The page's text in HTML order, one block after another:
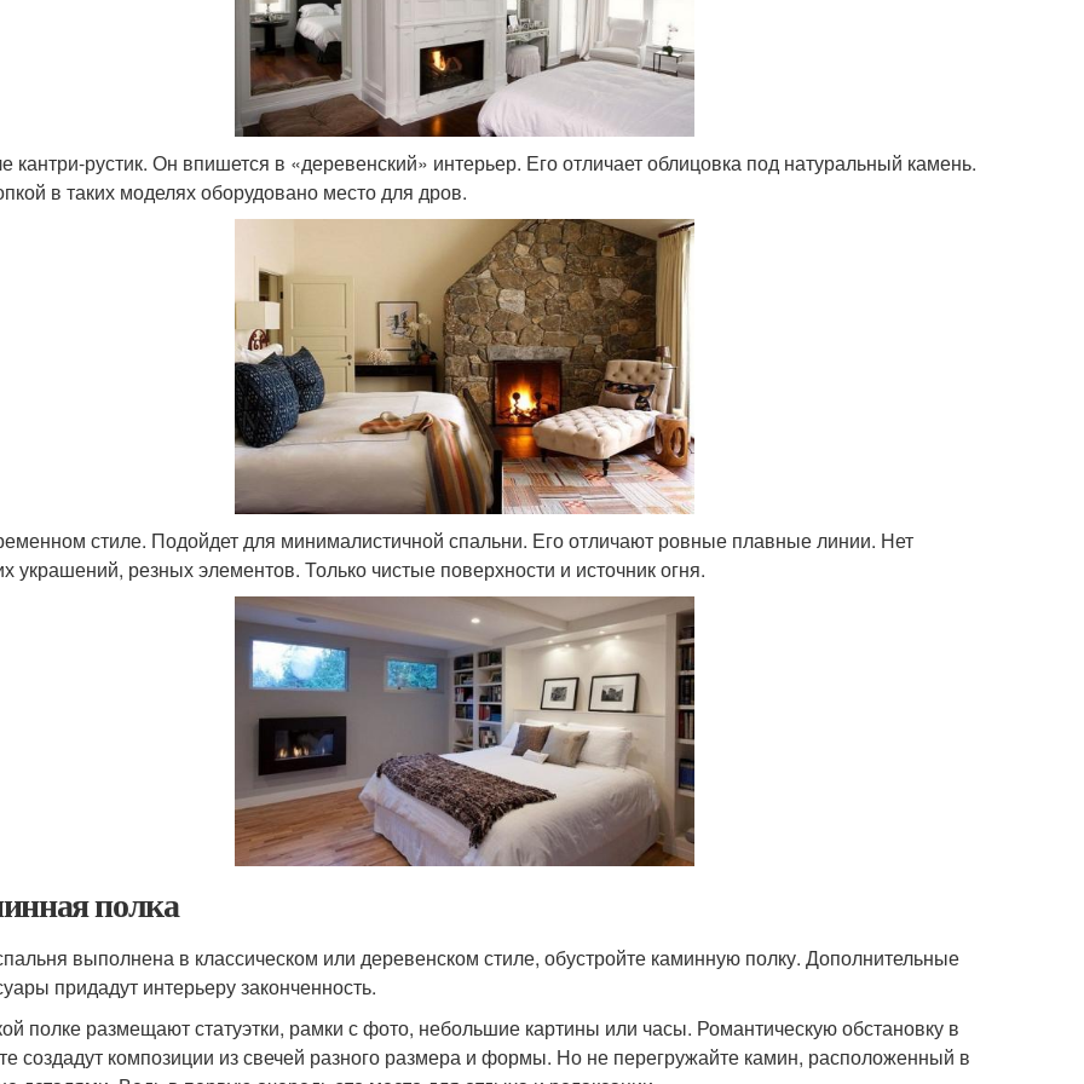
кантри-рустик. Он впишется в «деревенский» интерьер. Его отличает облицовка под натуральный камень.
в таких моделях оборудовано место для дров.
стиле. Подойдет для минималистичной спальни. Его отличают ровные плавные линии. Нет
украшений, резных элементов. Только чистые поверхности и источник огня.
полка
выполнена в классическом или деревенском стиле, обустройте каминную полку. Дополнительные
придадут интерьеру законченность.
полке размещают статуэтки, рамки с фото, небольшие картины или часы. Романтическую обстановку в
создадут композиции из свечей разного размера и формы. Но не перегружайте камин, расположенный в